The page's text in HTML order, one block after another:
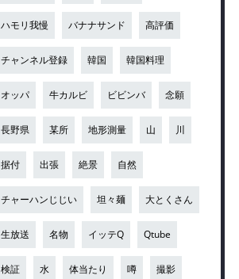
ハモリ我慢 バナナサンド 高評価
チャンネル登録 韓国 韓国料理
オッパ 牛カルビ ビビンバ 念願
長野県 某所 地形測量 山 川
据付 出張 絶景 自然
チャーハンじじい 坦々麺 大とくさん
生放送 名物 イッテQ Qtube
検証 水 体当たり 噂 撮影